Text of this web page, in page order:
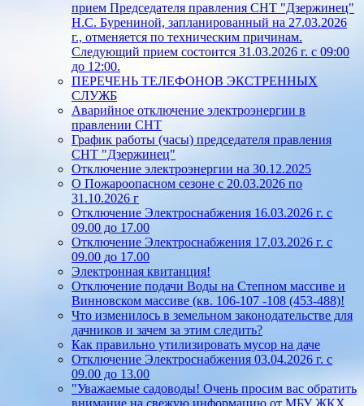
прием Председателя правления СНТ "Дзержинец"
Н.С. Бурениной, запланированный на 27.03.2026
г., отменяется по техническим причинам.
Следующий прием состоится 31.03.2026 г. с 09:00
до 12:00.
ПЕРЕЧЕНЬ ТЕЛЕФОНОВ ЭКСТРЕННЫХ
СЛУЖБ
Аварийное отключение электроэнергии в
правлении СНТ
График работы (часы) председателя правления
СНТ "Дзержинец"
Отключение электроэнергии на 30.12.2025
О Пожароопасном сезоне с 20.03.2026 по
31.10.2026 г
Отключение Электроснабжения 16.03.2026 г. с
09.00 до 17.00
Отключение Электроснабжения 17.03.2026 г. с
09.00 до 17.00
Электронная квитанция!
Отключение подачи Воды на Степном массиве и
Винновском массиве (кв. 106-107 -108 (453-488)!
Что изменилось в земельном законодательстве для
дачников и зачем за этим следить?
Как правильно утилизировать мусор на даче
Отключение Электроснабжения 03.04.2026 г. с
09.00 до 13.00
"Уважаемые садоводы! Очень просим вас обратить
внимание на свежую информацию от МБУ ЖКХ